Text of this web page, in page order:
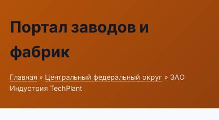
Портал заводов и
фабрик
Главная » Центральный федеральный округ » ЗАО
Индустрия TechPlant